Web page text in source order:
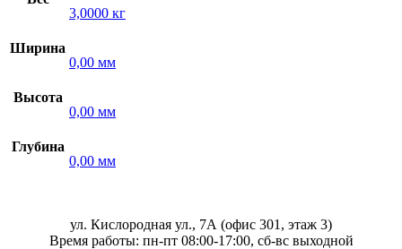
3,0000 кг
Ширина
0,00 мм
Высота
0,00 мм
Глубина
0,00 мм
ул. Кислородная ул., 7А (офис 301, этаж 3)
Время работы: пн-пт 08:00-17:00, сб-вс выходной